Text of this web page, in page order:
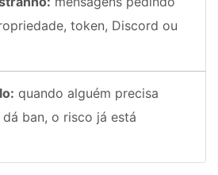
token, Discord ou
quando alguém precisa
ban, o risco já está